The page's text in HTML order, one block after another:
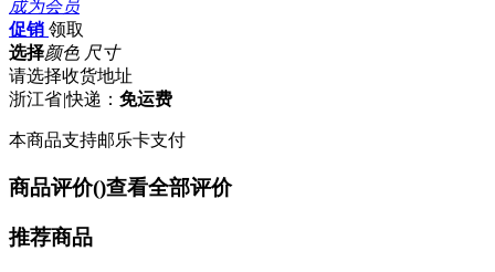
成为会员
促销 领取
选择颜色 尺寸
请选择收货地址
浙江省|快递： 免运费
本商品支持邮乐卡支付
商品评价()查看全部评价
推荐商品